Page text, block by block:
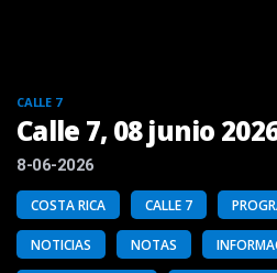
CALLE 7
Calle 7, 08 junio
8-06-2026
COSTA RICA CALLE 7
NOTICIAS NOTAS